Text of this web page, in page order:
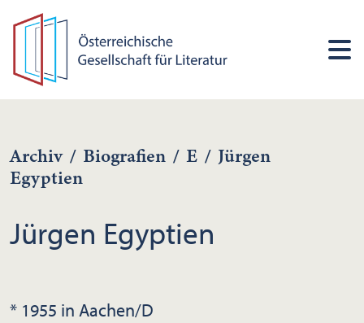
Archiv / Biografien / E / Jürgen
Egyptien
Jürgen Egyptien
* 1955 in Aachen/D